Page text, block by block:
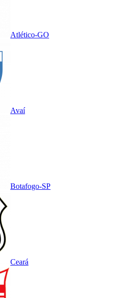
Atlético-GO
Avaí
Botafogo-SP
Ceará